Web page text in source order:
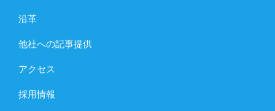
沿革
他社への記事提供
アクセス
採用情報